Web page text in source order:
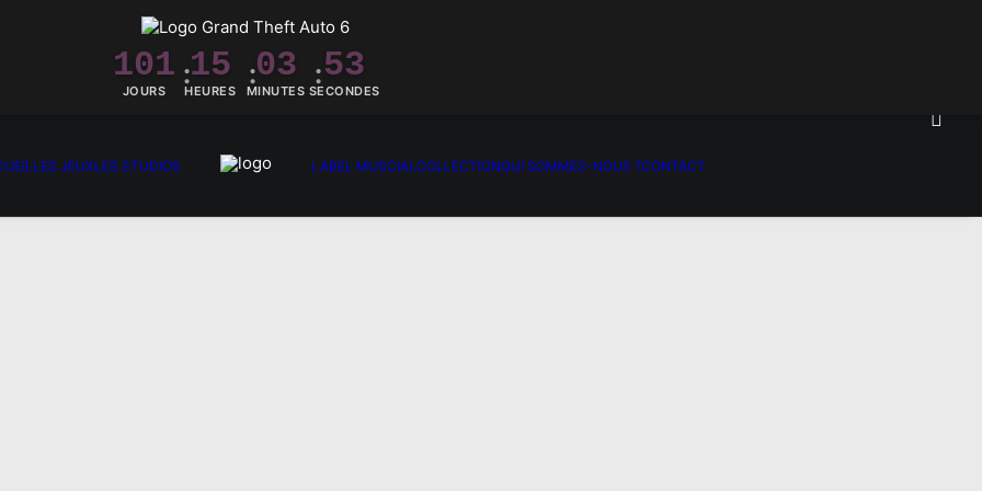
101
JOURS
15
HEURES
03
MINUTES
52
SECONDES
LES JEUXLES STUDIOS LABEL MUSCIALCOLLECTIONQUI SOMMES-NOUS ?CONTACT